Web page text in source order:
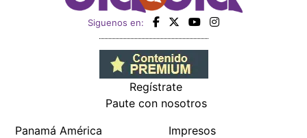
Siguenos en:
Regístrate
Paute con nosotros
Panamá América
Impresos